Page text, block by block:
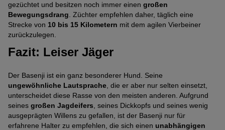
gezüchtet und besitzen noch immer einen großen
Bewegungsdrang. Züchter empfehlen daher, täglich eine
Strecke von 10 bis 15 Kilometern mit dem agilen Vierbeiner
zurückzulegen.
Fazit: Leiser Jäger
Der Basenji ist ein ganz besonderer Hund. Seine
ungewöhnliche Lautsprache , die er aber nur selten einsetzt,
unterscheidet diese Rasse von den meisten anderen. Aufgrund
seines großen Jagdeifers , seines Dickkopfs und seines wenig
ausgeprägten Willens zu gefallen, ist der Basenji nur für
erfahrene Halter zu empfehlen, die sich einen unabhängigen